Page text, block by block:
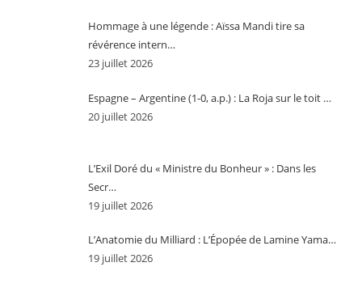
Hommage à une légende : Aïssa Mandi tire sa
révérence intern…
23 juillet 2026
Espagne – Argentine (1-0, a.p.) : La Roja sur le toit …
20 juillet 2026
L’Exil Doré du « Ministre du Bonheur » : Dans les
Secr…
19 juillet 2026
L’Anatomie du Milliard : L’Épopée de Lamine Yama…
19 juillet 2026